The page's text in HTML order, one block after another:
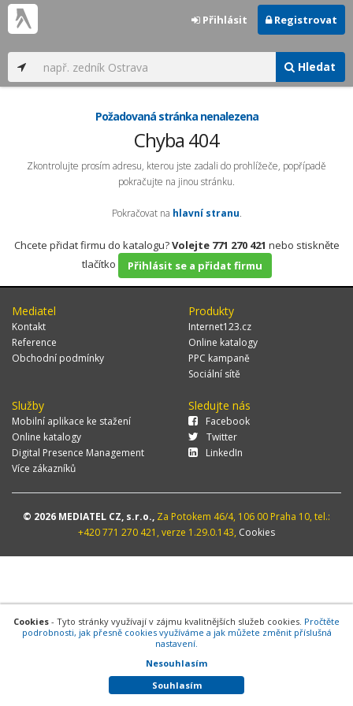
Hledat
Přihlásit Registrovat
Požadovaná stránka nenalezena
Chyba 404
Zkontrolujte prosím adresu, kterou jste zadali do prohlížeče, popřípadě
pokračujte na jinou stránku.
Pokračovat na hlavní stranu.
Chcete přidat firmu do katalogu?Volejte 771 270 421 nebo stiskněte
tlačítko
Přihlásit se a přidat firmu
Mediatel
Kontakt
Reference
Obchodní podmínky
Produkty
Internet123.cz
Online katalogy
PPC kampaně
Sociální sítě
Služby
Mobilní aplikace ke stažení
Online katalogy
Digital Presence Management
Více zákazníků
Sledujte nás
Facebook
Twitter
LinkedIn
© 2026 MEDIATEL CZ, s.r.o., Za Potokem 46/4, 106 00 Praha 10, tel.:
+420 771 270 421, verze 1.29.0.143, Cookies
Cookies - Tyto stránky využívají v zájmu kvalitnějších služeb cookies. Pročtěte
podrobnosti, jak přesně cookies využíváme a jak můžete změnit příslušná
nastavení.
Nesouhlasím
Souhlasím